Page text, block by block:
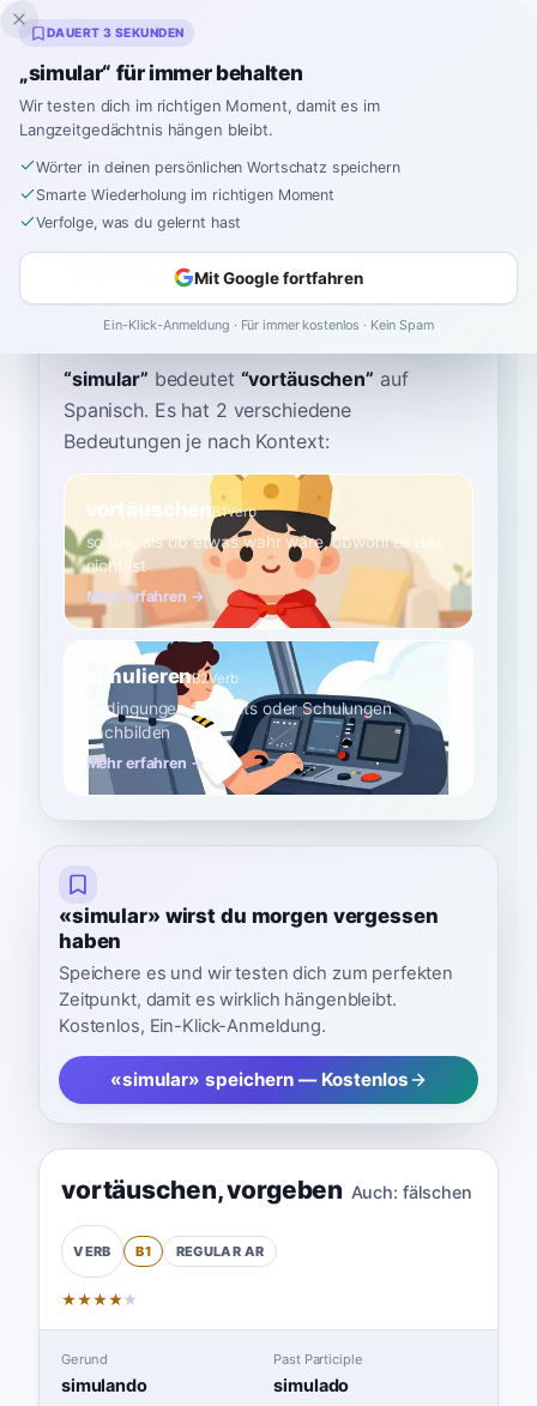
Inklingo
Startseite›Spanisch› Wörterbuch ›simular
simular
see-moo-LAHR simuˈlaɾ
“simular” bedeutet “vortäuschen” auf
Spanisch. Es hat 2 verschiedene
Bedeutungen je nach Kontext:
vortäuschenB1Verb
so tun, als ob etwas wahr wäre, obwohl es das
nicht ist
Mehr erfahren →
simulierenB2Verb
Bedingungen für Tests oder Schulungen
nachbilden
Mehr erfahren →
«simular» wirst du morgen vergessen
haben
Speichere es und wir testen dich zum perfekten
Zeitpunkt, damit es wirklich hängenbleibt.
Kostenlos, Ein-Klick-Anmeldung.
«simular» speichern — Kostenlos
vortäuschen,vorgeben Auch: fälschen
VERB B1 REGULAR AR
★★★★★
Gerund
simulando
Past Participle
simulado
DAUERT 3 SEKUNDEN
„simular“ für immer behalten
Wir testen dich im richtigen Moment, damit es im
Langzeitgedächtnis hängen bleibt.
Wörter in deinen persönlichen Wortschatz speichern
Smarte Wiederholung im richtigen Moment
Verfolge, was du gelernt hast
Mit Google fortfahren
Ein-Klick-Anmeldung · Für immer kostenlos · Kein Spam